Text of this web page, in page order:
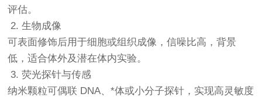
评估。
2. 生物成像
可表面修饰后用于细胞或组织成像，信噪比高，背景
低，适合体外及潜在体内实验。
3. 荧光探针与传感
纳米颗粒可偶联 DNA、*体或小分子探针，实现高灵敏度